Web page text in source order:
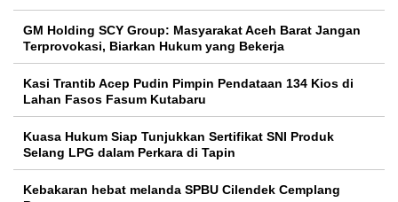
GM Holding SCY Group: Masyarakat Aceh Barat Jangan
Terprovokasi, Biarkan Hukum yang Bekerja
Kasi Trantib Acep Pudin Pimpin Pendataan 134 Kios di
Lahan Fasos Fasum Kutabaru
Kuasa Hukum Siap Tunjukkan Sertifikat SNI Produk
Selang LPG dalam Perkara di Tapin
Kebakaran hebat melanda SPBU Cilendek Cemplang